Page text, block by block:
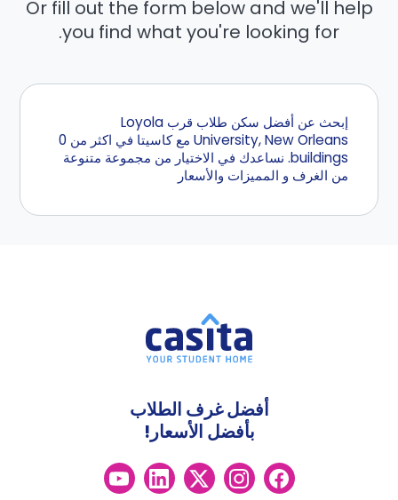
Or fill out the form below and we'll help
you find what you're looking for.
إبحث عن أفضل سكن طلاب قرب Loyola
University, New Orleans مع كاسيتا في اكثر من 0
buildings. نساعدك في الاختيار من مجموعة متنوعة
من الغرف و المميزات والأسعار
أفضل غرف الطلاب
بأفضل الأسعار!